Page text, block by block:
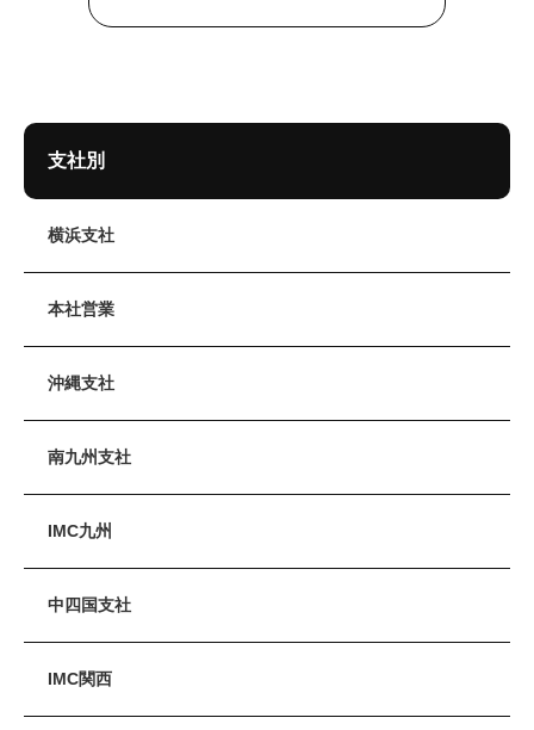
支社別
横浜支社
本社営業
沖縄支社
南九州支社
IMC九州
中四国支社
IMC関西